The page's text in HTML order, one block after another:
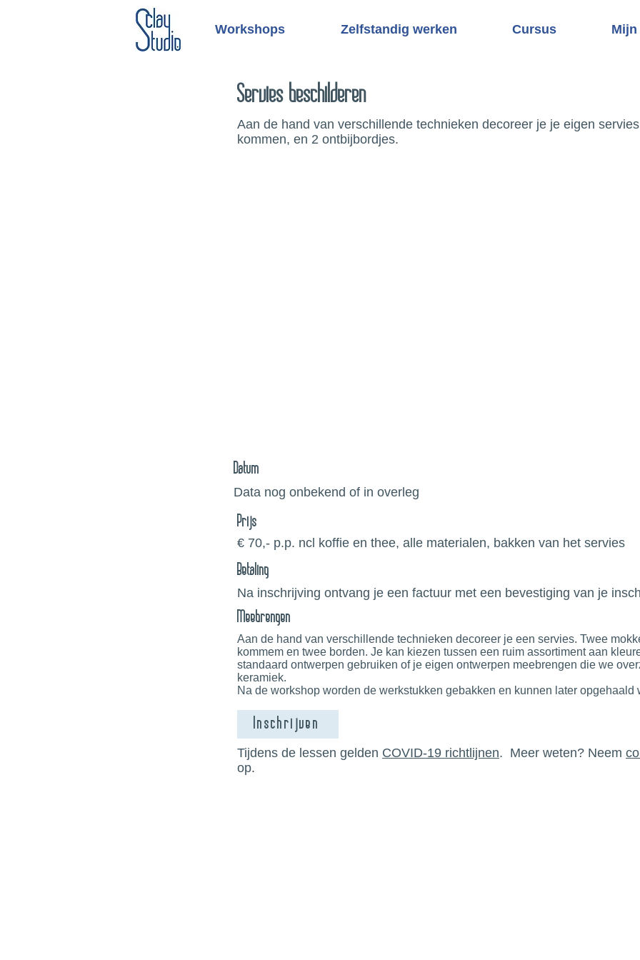
Workshops Zelfstandig werken Cursus Mijn
Servies beschilderen
Aan de hand van verschillende technieken decoreer je je eigen
kommen, en 2 ontbijbordjes.
Datum
Data nog onbekend of in overleg
Prijs
€ 70,- p.p. ncl koffie en thee, alle materialen, bakken van het servies
Betaling
Na inschrijving ontvang je een factuur met een bevestiging van je
Meebrengen
Aan de hand van verschillende technieken decoreer je een servies. Twee
kommem en twee borden. Je kan kiezen tussen een ruim assortiment aan
standaard ontwerpen gebruiken of je eigen ontwerpen meebrengen die we
keramiek.
Na de workshop worden de werkstukken gebakken en kunnen later opgehaald
Inschrijven
Tijdens de lessen gelden COVID-19 richtlijnen. Meer weten? Neem
op.